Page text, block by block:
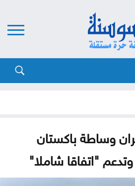
وساطة باكستان
"اتفاقا شاملا"